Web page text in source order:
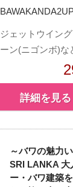
ジェットウイン
ーン(ニゴンボ)
詳細を見る
～バワの魅力
SRI LANKA 大
ー・バワ建築